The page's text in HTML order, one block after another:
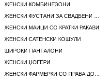
ЖЕНСКИ КОМБИНЕЗОНИ
ЖЕНСКИ МАИЦИ СО КРАТКИ РАКАВИ
ЖЕНСКИ САТЕНСКИ КОШУЛИ
ШИРОКИ ПАНТАЛОНИ
ЖЕНСКИ ЏОГЕРИ